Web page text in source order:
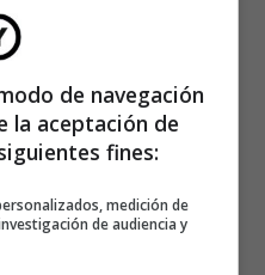
de navegación
la aceptación de
fines:
medición de
de audiencia y